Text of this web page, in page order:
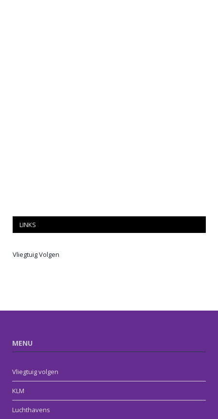
LINKS
Vliegtuig Volgen
MENU
Vliegtuig volgen
KLM
Luchthavens